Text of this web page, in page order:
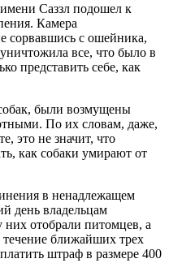
Саззл подошел к
Камера
сорвавшись с ошейника,
все, что было в
представить себе, как
были возмущены
По их словам, даже,
это не значит, что
как собаки умирают от
в ненадлежащем
день владельцам
них отобрали питомцев, а
течение ближайших трех
штраф в размере 400